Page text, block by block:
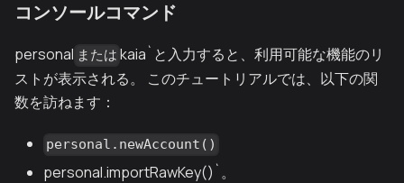
コンソールコマンド
personal または kaia`と入力すると、利用可能な機能のリ
ストが表示される。 このチュートリアルでは、以下の関
数を訪ねます：
personal.newAccount()
personal.importRawKey()`。